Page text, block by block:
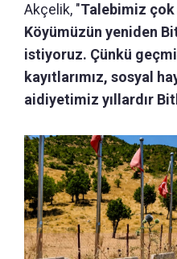
Akçelik, "Talebimiz çok
Köyümüzün yeniden
istiyoruz. Çünkü
kayıtlarımız, sosyal
aidiyetimiz yıllardır